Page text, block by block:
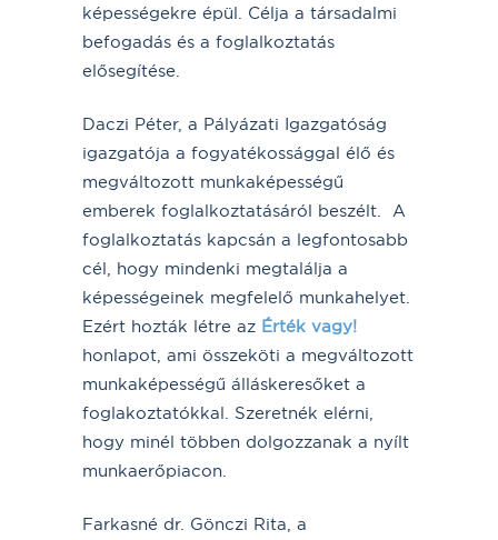
képességekre épül. Célja a társadalmi
befogadás és a foglalkoztatás
elősegítése.
Daczi Péter, a Pályázati Igazgatóság
igazgatója a fogyatékossággal élő és
megváltozott munkaképességű
emberek foglalkoztatásáról beszélt. A
foglalkoztatás kapcsán a legfontosabb
cél, hogy mindenki megtalálja a
képességeinek megfelelő munkahelyet.
Ezért hozták létre az Érték vagy!
honlapot, ami összeköti a megváltozott
munkaképességű álláskeresőket a
foglakoztatókkal. Szeretnék elérni,
hogy minél többen dolgozzanak a nyílt
munkaerőpiacon.
Farkasné dr. Gönczi Rita, a